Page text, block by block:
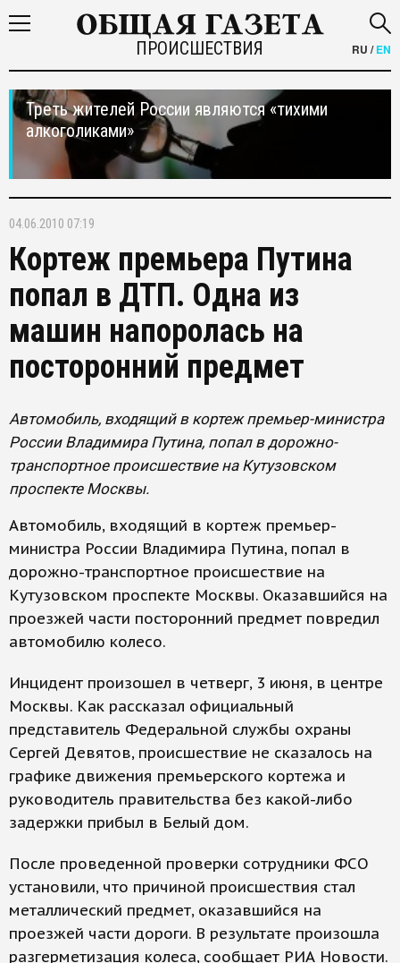
ПРОИСШЕСТВИЯ RU /EN
Треть жителей России являются «тихими
алкоголиками»
04.06.2010 07:19
Кортеж премьера Путина
попал в ДТП. Одна из
машин напоролась на
посторонний предмет
Автомобиль, входящий в кортеж премьер-министра
России Владимира Путина, попал в дорожно-
транспортное происшествие на Кутузовском
проспекте Москвы.
Автомобиль, входящий в кортеж премьер-
министра России Владимира Путина, попал в
дорожно-транспортное происшествие на
Кутузовском проспекте Москвы. Оказавшийся на
проезжей части посторонний предмет повредил
автомобилю колесо.
Инцидент произошел в четверг, 3 июня, в центре
Москвы. Как рассказал официальный
представитель Федеральной службы охраны
Сергей Девятов, происшествие не сказалось на
графике движения премьерского кортежа и
руководитель правительства без какой-либо
задержки прибыл в Белый дом.
После проведенной проверки сотрудники ФСО
установили, что причиной происшествия стал
металлический предмет, оказавшийся на
проезжей части дороги. В результате произошла
разгерметизация колеса, сообщает РИА Новости.